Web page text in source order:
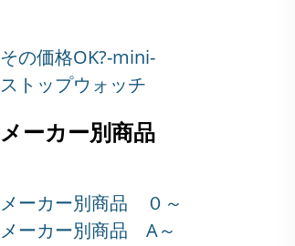
その価格OK?-mini-
ストップウォッチ
メーカー別商品
メーカー別商品 ０～
メーカー別商品 A～